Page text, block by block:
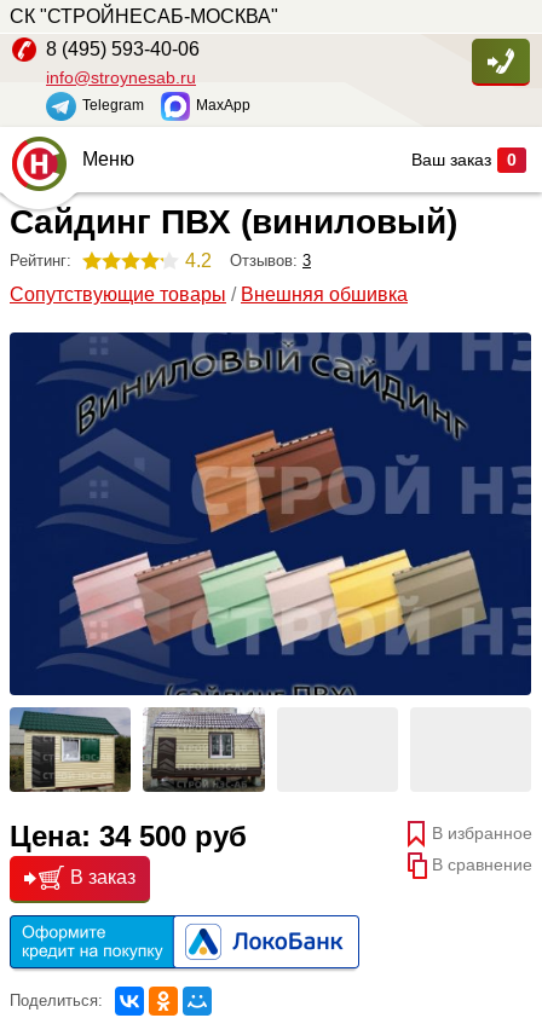
СК "СТРОЙНЕСАБ-МОСКВА"
8 (495) 593-40-06
info@stroynesab.ru
Telegram MaxApp
Ваш заказ 0
Главная
Каталог
Услуги
Наши работы
Сопутствующие товары
О компании
Контакты
Меню
Сайдинг ПВХ (виниловый)
Рейтинг: 4.2 Отзывов: 3
Сопутствующие товары / Внешняя обшивка
Цена: 34 500 руб
В избранное
В сравнение
В заказ
Поделиться: